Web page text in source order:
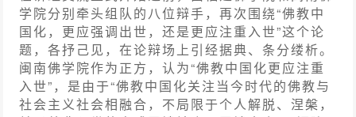
学院分别牵头组队的八位辩手，再次围绕“佛教中
国化，更应强调出世，还是更应注重入世”这个论
题，各抒己见，在论辩场上引经据典、条分缕析。
闽南佛学院作为正方，认为“佛教中国化更应注重
入世”，是由于“佛教中国化关注当今时代的佛教与
社会主义社会相融合，不局限于个人解脱、涅槃，